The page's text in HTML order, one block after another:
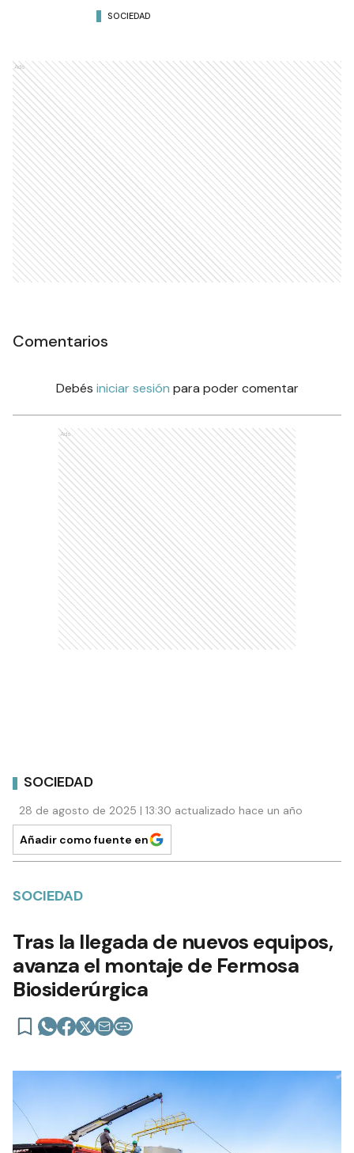
SOCIEDAD
Ads
Comentarios
Debés iniciar sesión para poder comentar
Ads
SOCIEDAD
28 de agosto de 2025 | 13:30 actualizado hace un año
Añadir como fuente en
SOCIEDAD
Tras la llegada de nuevos equipos,
avanza el montaje de Fermosa
Biosiderúrgica